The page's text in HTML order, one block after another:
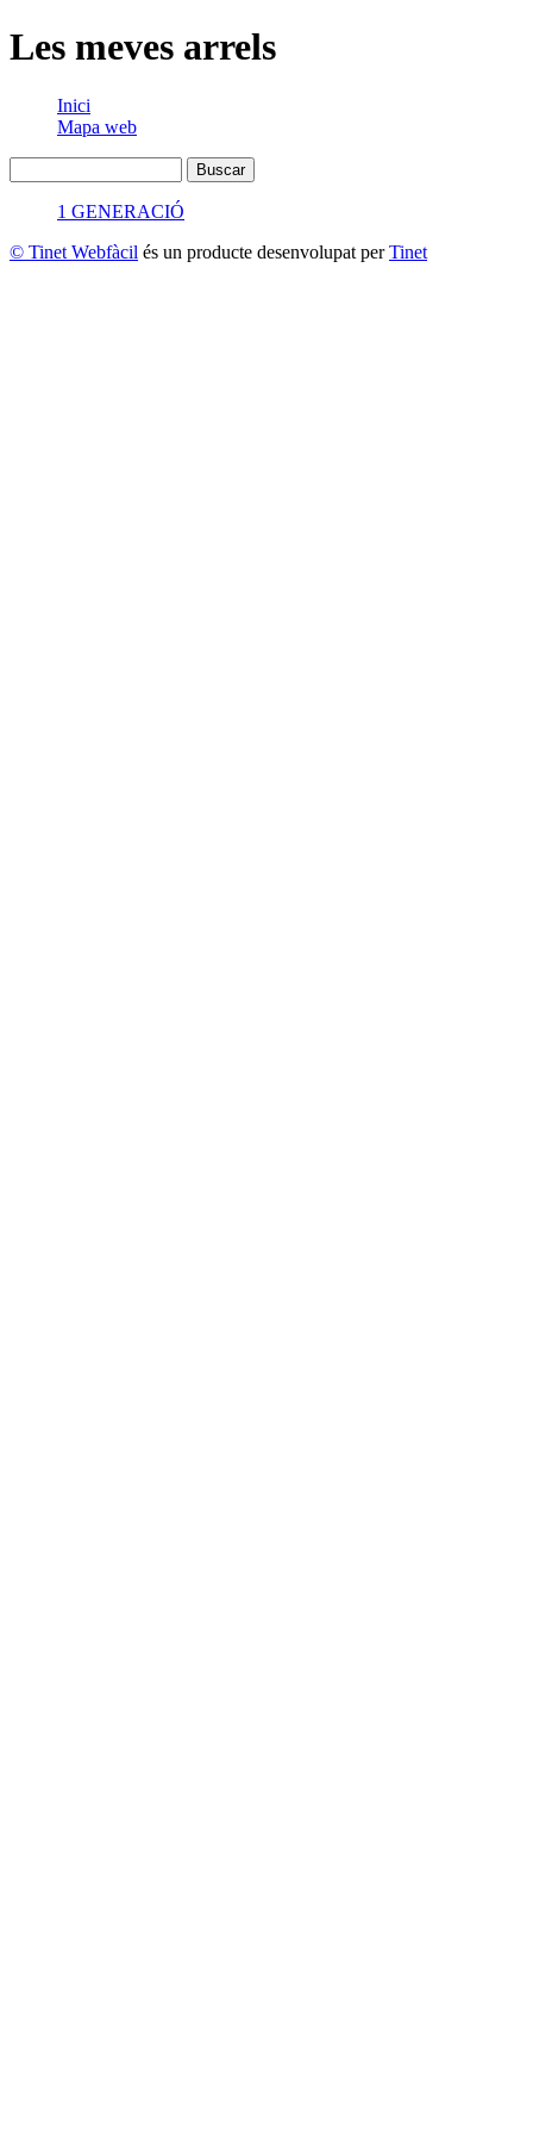
Les meves arrels
Inici
Mapa web
1 GENERACIÓ
© Tinet Webfàcil és un producte desenvolupat perTinet